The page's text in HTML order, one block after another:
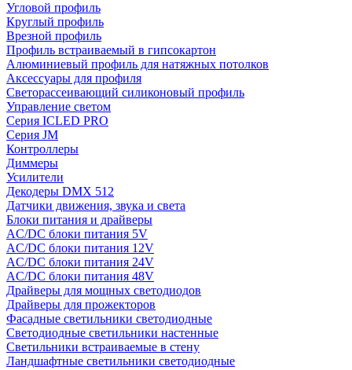
Угловой профиль
Круглый профиль
Врезной профиль
Профиль встраиваемый в гипсокартон
Алюминиевый профиль для натяжных потолков
Аксессуары для профиля
Светорассеивающий силиконовый профиль
Управление светом
Серия ICLED PRO
Серия JM
Контроллеры
Диммеры
Усилители
Декодеры DMX 512
Датчики движения, звука и света
Блоки питания и драйверы
AC/DC блоки питания 5V
AC/DC блоки питания 12V
AC/DC блоки питания 24V
AC/DC блоки питания 48V
Драйверы для мощных светодиодов
Драйверы для прожекторов
Фасадные светильники светодиодные
Светодиодные светильники настенные
Светильники встраиваемые в стену
Ландшафтные светильники светодиодные